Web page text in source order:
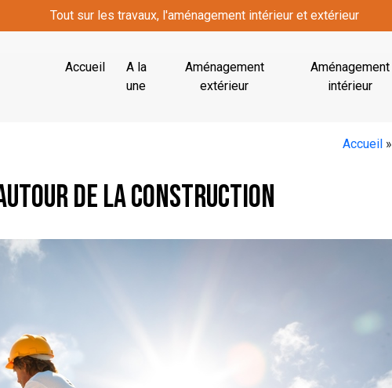
Tout sur les travaux, l'aménagement intérieur et extérieur
Accueil
A la
une
Aménagement
extérieur
Aménagement
intérieur
Accueil »
de la construction